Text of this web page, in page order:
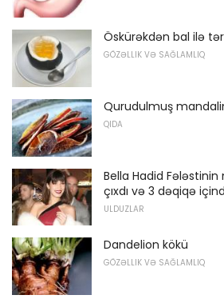
Öskürəkdən bal ilə
GÖZƏLLIK VƏ SAĞLAMLIQ
Qurudulmuş
QIDA
Bella Hadid
çıxdı və 3 dəqiqə
ULDUZLAR
Dandelion kökü
GÖZƏLLIK VƏ SAĞLAMLIQ